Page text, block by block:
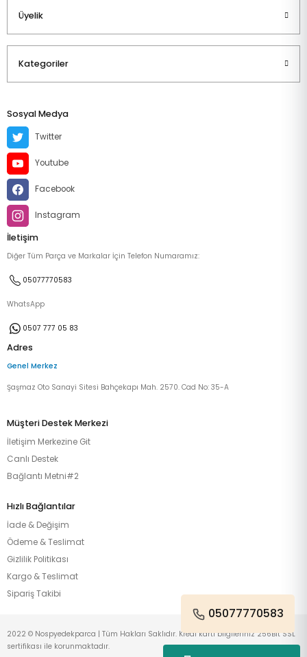
Üyelik
Kategoriler
Sosyal Medya
Twitter
Youtube
Facebook
Instagram
İletişim
Diğer Tüm Parça ve Markalar İçin Telefon Numaramız:
05077770583
WhatsApp
0507 777 05 83
Adres
Genel Merkez
Şaşmaz Oto Sanayi Sitesi Bahçekapı Mah. 2570. Cad No: 35-A
Müşteri Destek Merkezi
İletişim Merkezine Git
Canlı Destek
Bağlantı Metni#2
Hızlı Bağlantılar
İade & Değişim
Ödeme & Teslimat
Gizlilik Politikası
Kargo & Teslimat
Sipariş Takibi
05077770583
2022 © Nospyedekparca | Tüm Hakları Saklıdır. Kredi kartı bilgileriniz 256Bit SSL
sertifikası ile korunmaktadır.